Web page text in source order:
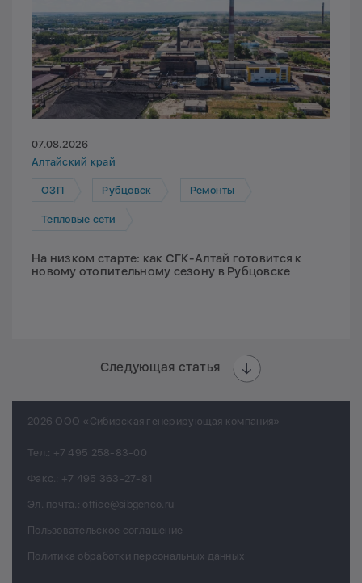
07.08.2026
Алтайский край
ОЗП Рубцовск Ремонты
Тепловые сети
На низком старте: как СГК-Алтай готовится к
новому отопительному сезону в Рубцовске
Следующая статья
2026 ООО «Сибирская генерирующая компания»
Тел.: +7 495 258-83-00
Факс.: +7 495 363-27-81
Эл. почта.: office@sibgenco.ru
Пользовательское соглашение
Политика обработки персональных данных